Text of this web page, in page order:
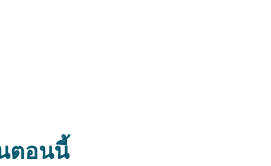
ตอนนี้